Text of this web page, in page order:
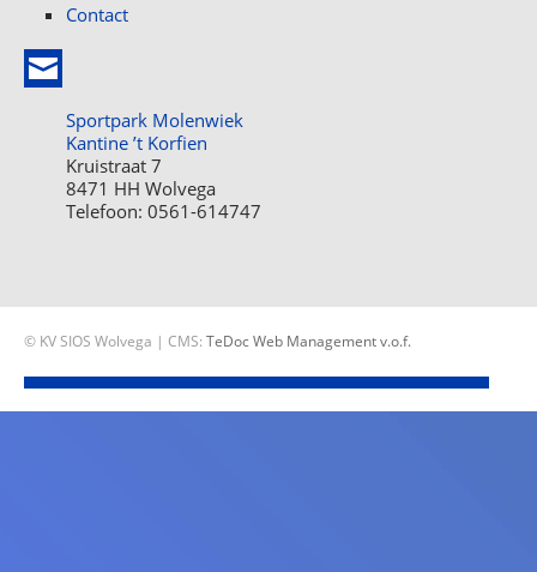
Contact
Sportpark Molenwiek
Kantine ’t Korfien
Kruistraat 7
8471 HH Wolvega
Telefoon: 0561-614747
© KV SIOS Wolvega | CMS: TeDoc Web Management v.o.f.